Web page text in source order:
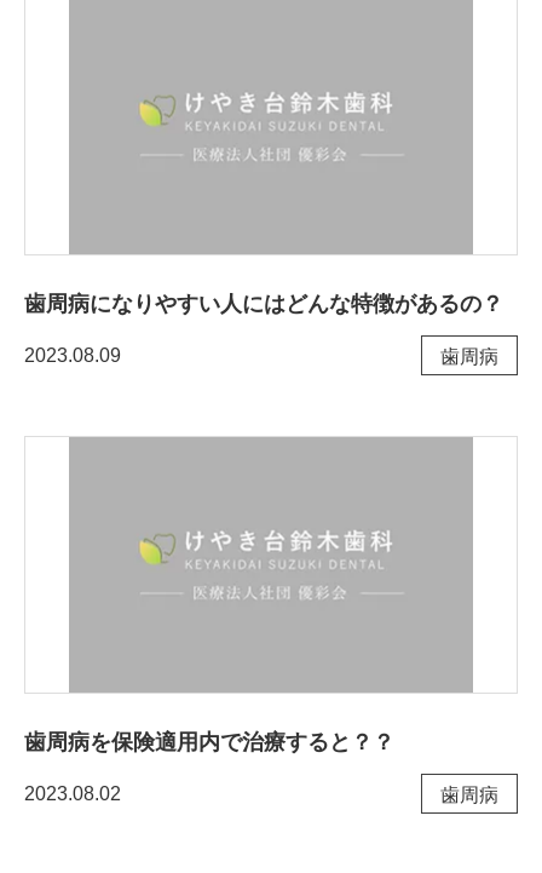
歯周病になりやすい人にはどんな特徴があるの？
2023.08.09 ⻭周病
歯周病を保険適用内で治療すると？？
2023.08.02 ⻭周病